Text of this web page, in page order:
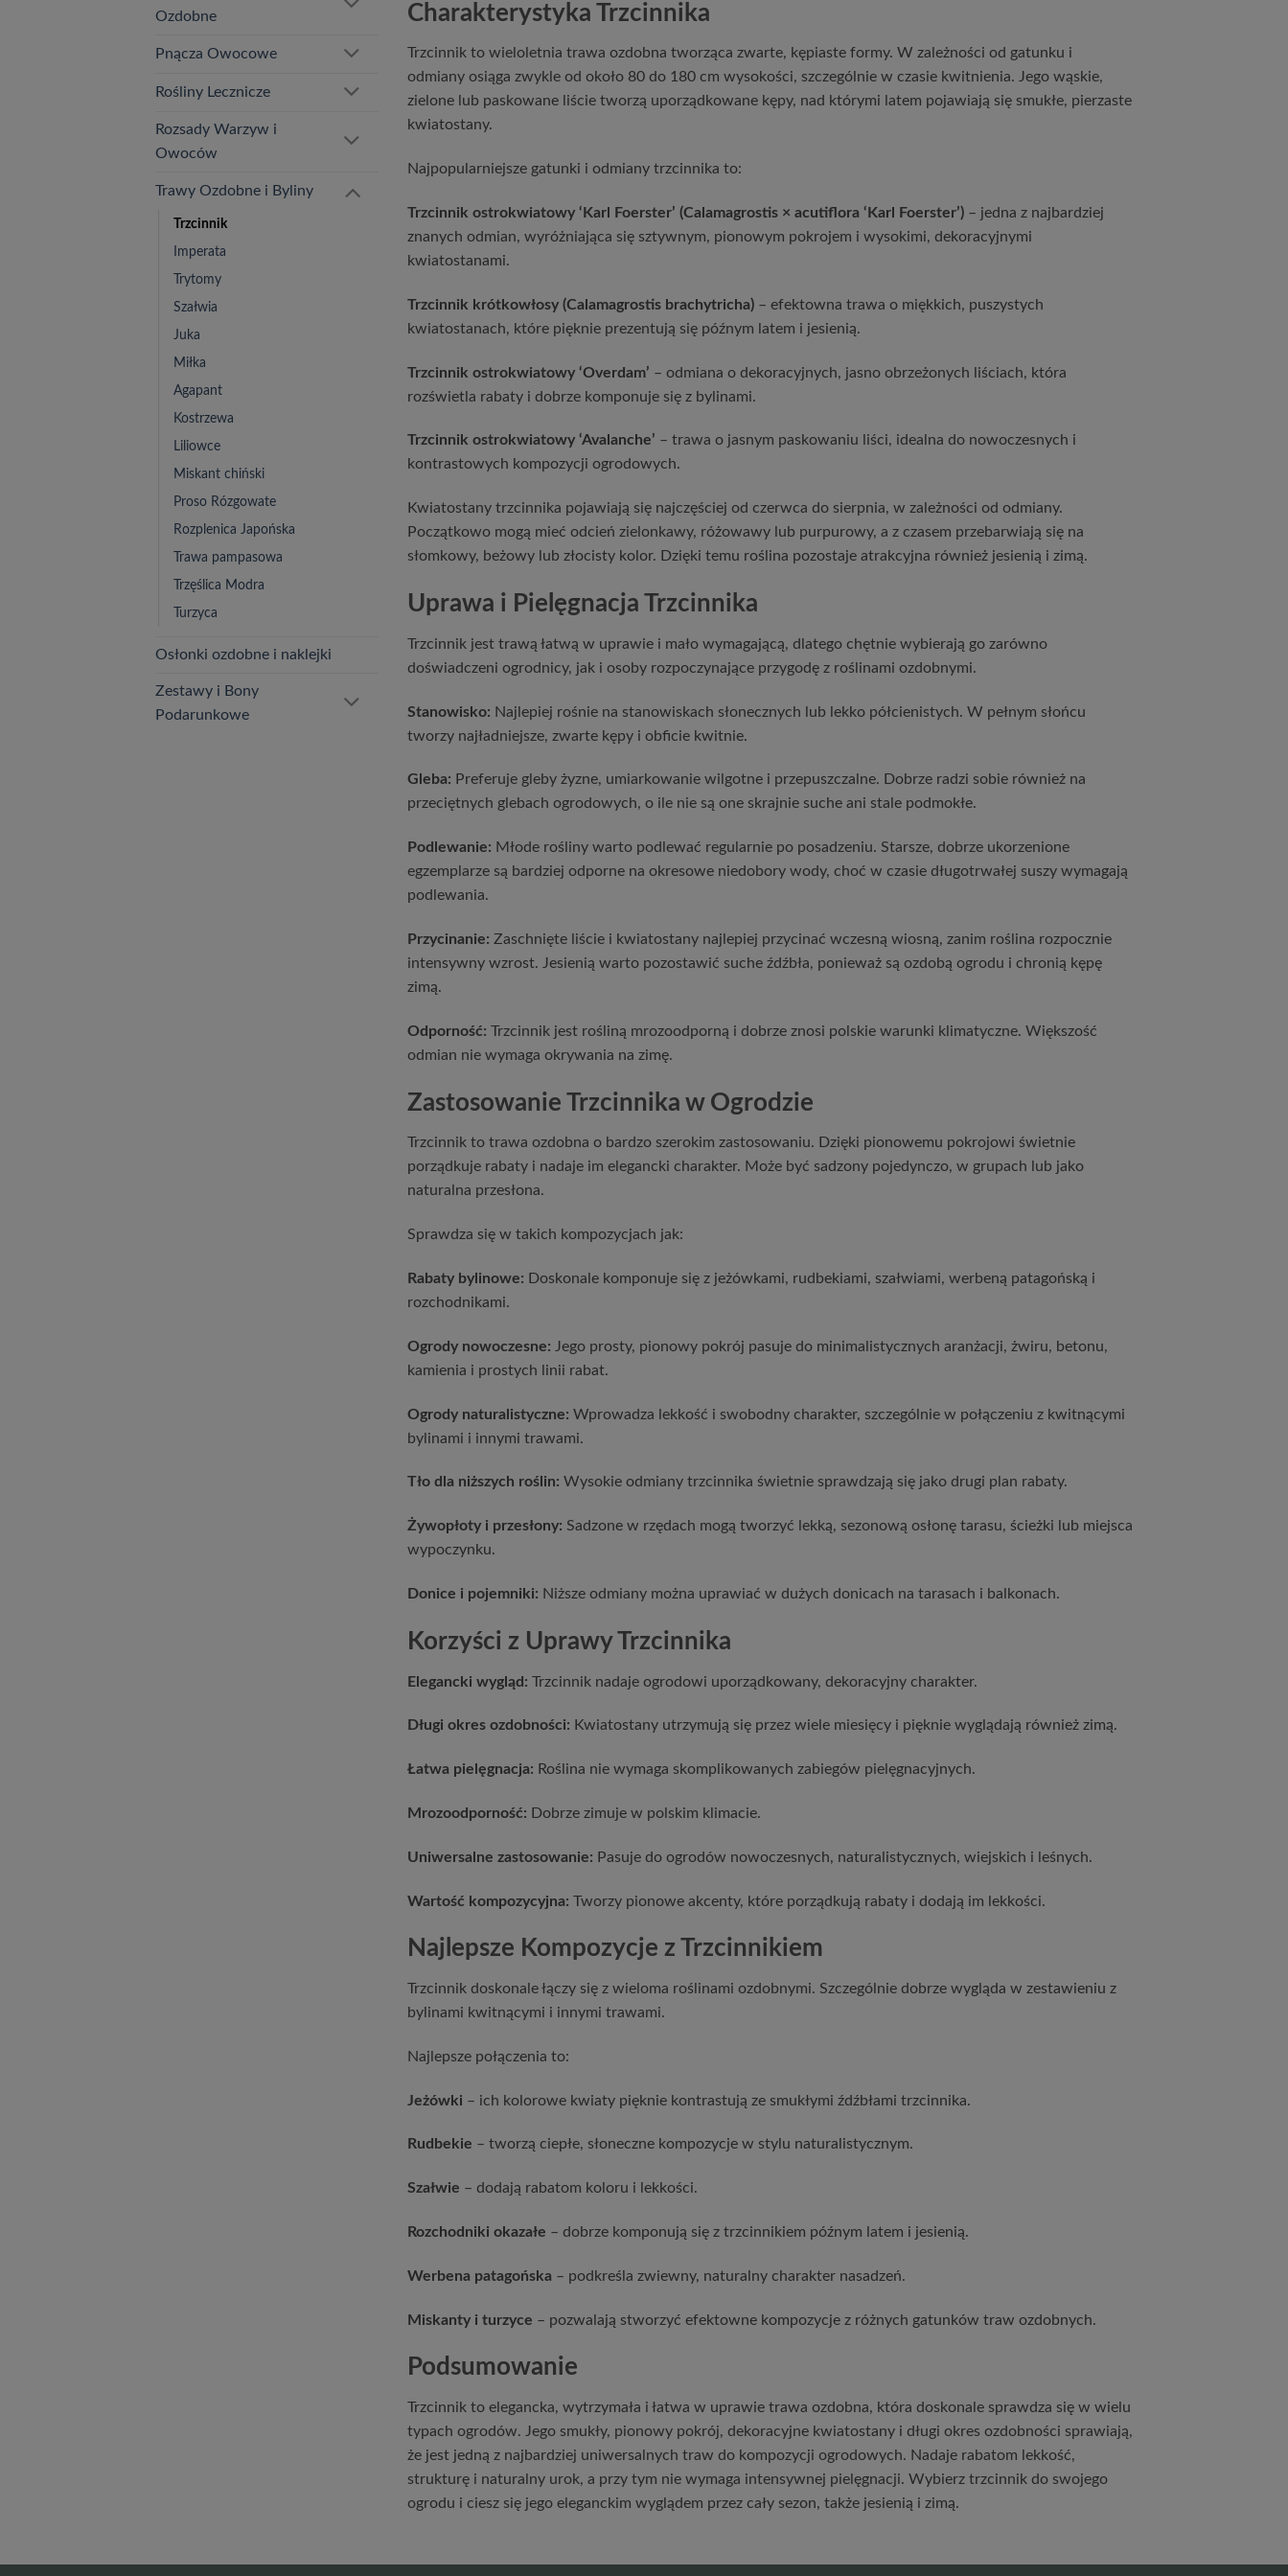
Ozdobne
Pnącza Owocowe
Rośliny Lecznicze
Rozsady Warzyw i
Owoców
Trawy Ozdobne i Byliny
Trzcinnik
Imperata
Trytomy
Szałwia
Juka
Miłka
Agapant
Kostrzewa
Liliowce
Miskant chiński
Proso Rózgowate
Rozplenica Japońska
Trawa pampasowa
Trzęślica Modra
Turzyca
Osłonki ozdobne i naklejki
Zestawy i Bony
Podarunkowe
Charakterystyka Trzcinnika
Trzcinnik to wieloletnia trawa ozdobna tworząca zwarte, kępiaste formy. W zależności od gatunku i
odmiany osiąga zwykle od około 80 do 180 cm wysokości, szczególnie w czasie kwitnienia. Jego wąskie,
zielone lub paskowane liście tworzą uporządkowane kępy, nad którymi latem pojawiają się smukłe, pierzaste
kwiatostany.
Najpopularniejsze gatunki i odmiany trzcinnika to:
Trzcinnik ostrokwiatowy ‘Karl Foerster’ (Calamagrostis × acutiflora ‘Karl Foerster’)– jedna z najbardziej
znanych odmian, wyróżniająca się sztywnym, pionowym pokrojem i wysokimi, dekoracyjnymi
kwiatostanami.
Trzcinnik krótkowłosy (Calamagrostis brachytricha)– efektowna trawa o miękkich, puszystych
kwiatostanach, które pięknie prezentują się późnym latem i jesienią.
Trzcinnik ostrokwiatowy ‘Overdam’ – odmiana o dekoracyjnych, jasno obrzeżonych liściach, która
rozświetla rabaty i dobrze komponuje się z bylinami.
Trzcinnik ostrokwiatowy ‘Avalanche’ – trawa o jasnym paskowaniu liści, idealna do nowoczesnych i
kontrastowych kompozycji ogrodowych.
Kwiatostany trzcinnika pojawiają się najczęściej od czerwca do sierpnia, w zależności od odmiany.
Początkowo mogą mieć odcień zielonkawy, różowawy lub purpurowy, a z czasem przebarwiają się na
słomkowy, beżowy lub złocisty kolor. Dzięki temu roślina pozostaje atrakcyjna również jesienią i zimą.
Uprawa i Pielęgnacja Trzcinnika
Trzcinnik jest trawą łatwą w uprawie i mało wymagającą, dlatego chętnie wybierają go zarówno
doświadczeni ogrodnicy, jak i osoby rozpoczynające przygodę z roślinami ozdobnymi.
Stanowisko: Najlepiej rośnie na stanowiskach słonecznych lub lekko półcienistych. W pełnym słońcu
tworzy najładniejsze, zwarte kępy i obficie kwitnie.
Gleba: Preferuje gleby żyzne, umiarkowanie wilgotne i przepuszczalne. Dobrze radzi sobie również na
przeciętnych glebach ogrodowych, o ile nie są one skrajnie suche ani stale podmokłe.
Podlewanie: Młode rośliny warto podlewać regularnie po posadzeniu. Starsze, dobrze ukorzenione
egzemplarze są bardziej odporne na okresowe niedobory wody, choć w czasie długotrwałej suszy wymagają
podlewania.
Przycinanie: Zaschnięte liście i kwiatostany najlepiej przycinać wczesną wiosną, zanim roślina rozpocznie
intensywny wzrost. Jesienią warto pozostawić suche źdźbła, ponieważ są ozdobą ogrodu i chronią kępę
zimą.
Odporność: Trzcinnik jest rośliną mrozoodporną i dobrze znosi polskie warunki klimatyczne. Większość
odmian nie wymaga okrywania na zimę.
Zastosowanie Trzcinnika w Ogrodzie
Trzcinnik to trawa ozdobna o bardzo szerokim zastosowaniu. Dzięki pionowemu pokrojowi świetnie
porządkuje rabaty i nadaje im elegancki charakter. Może być sadzony pojedynczo, w grupach lub jako
naturalna przesłona.
Sprawdza się w takich kompozycjach jak:
Rabaty bylinowe: Doskonale komponuje się z jeżówkami, rudbekiami, szałwiami, werbeną patagońską i
rozchodnikami.
Ogrody nowoczesne: Jego prosty, pionowy pokrój pasuje do minimalistycznych aranżacji, żwiru, betonu,
kamienia i prostych linii rabat.
Ogrody naturalistyczne: Wprowadza lekkość i swobodny charakter, szczególnie w połączeniu z kwitnącymi
bylinami i innymi trawami.
Tło dla niższych roślin: Wysokie odmiany trzcinnika świetnie sprawdzają się jako drugi plan rabaty.
Żywopłoty i przesłony: Sadzone w rzędach mogą tworzyć lekką, sezonową osłonę tarasu, ścieżki lub miejsca
wypoczynku.
Donice i pojemniki: Niższe odmiany można uprawiać w dużych donicach na tarasach i balkonach.
Korzyści z Uprawy Trzcinnika
Elegancki wygląd: Trzcinnik nadaje ogrodowi uporządkowany, dekoracyjny charakter.
Długi okres ozdobności: Kwiatostany utrzymują się przez wiele miesięcy i pięknie wyglądają również zimą.
Łatwa pielęgnacja: Roślina nie wymaga skomplikowanych zabiegów pielęgnacyjnych.
Mrozoodporność: Dobrze zimuje w polskim klimacie.
Uniwersalne zastosowanie: Pasuje do ogrodów nowoczesnych, naturalistycznych, wiejskich i leśnych.
Wartość kompozycyjna: Tworzy pionowe akcenty, które porządkują rabaty i dodają im lekkości.
Najlepsze Kompozycje z Trzcinnikiem
Trzcinnik doskonale łączy się z wieloma roślinami ozdobnymi. Szczególnie dobrze wygląda w zestawieniu z
bylinami kwitnącymi i innymi trawami.
Najlepsze połączenia to:
Jeżówki – ich kolorowe kwiaty pięknie kontrastują ze smukłymi źdźbłami trzcinnika.
Rudbekie – tworzą ciepłe, słoneczne kompozycje w stylu naturalistycznym.
Szałwie – dodają rabatom koloru i lekkości.
Rozchodniki okazałe – dobrze komponują się z trzcinnikiem późnym latem i jesienią.
Werbena patagońska – podkreśla zwiewny, naturalny charakter nasadzeń.
Miskanty i turzyce – pozwalają stworzyć efektowne kompozycje z różnych gatunków traw ozdobnych.
Podsumowanie
Trzcinnik to elegancka, wytrzymała i łatwa w uprawie trawa ozdobna, która doskonale sprawdza się w wielu
typach ogrodów. Jego smukły, pionowy pokrój, dekoracyjne kwiatostany i długi okres ozdobności sprawiają,
że jest jedną z najbardziej uniwersalnych traw do kompozycji ogrodowych. Nadaje rabatom lekkość,
strukturę i naturalny urok, a przy tym nie wymaga intensywnej pielęgnacji. Wybierz trzcinnik do swojego
ogrodu i ciesz się jego eleganckim wyglądem przez cały sezon, także jesienią i zimą.